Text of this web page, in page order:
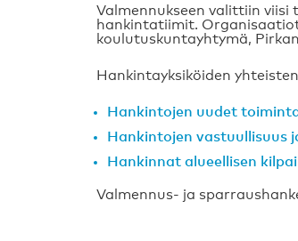
Valmennukseen valittiin viisi
hankintatiimit.
koulutuskuntayhtymä,
Hankintayksiköiden
Hankintojen uudet
Hankintojen vastuullisuus
Hankinnat alueellisen
Valmennus- ja